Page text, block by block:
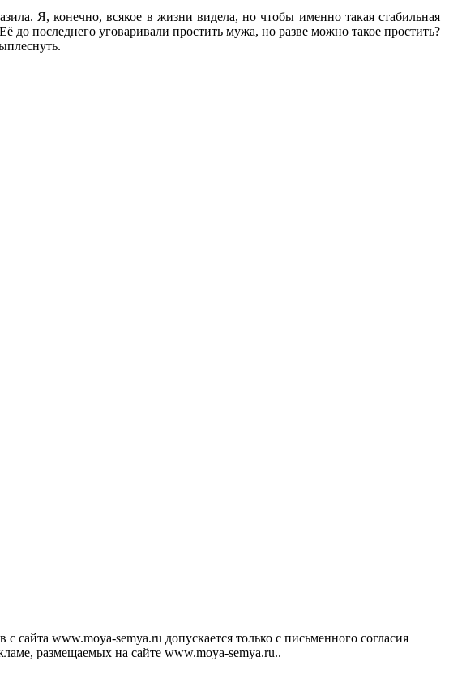
Я, конечно, всякое в жизни видела, но чтобы именно такая стабильная
последнего уговаривали простить мужа, но разве можно такое простить?
www.moya-semya.ru допускается только с письменного согласия
размещаемых на сайте www.moya-semya.ru..